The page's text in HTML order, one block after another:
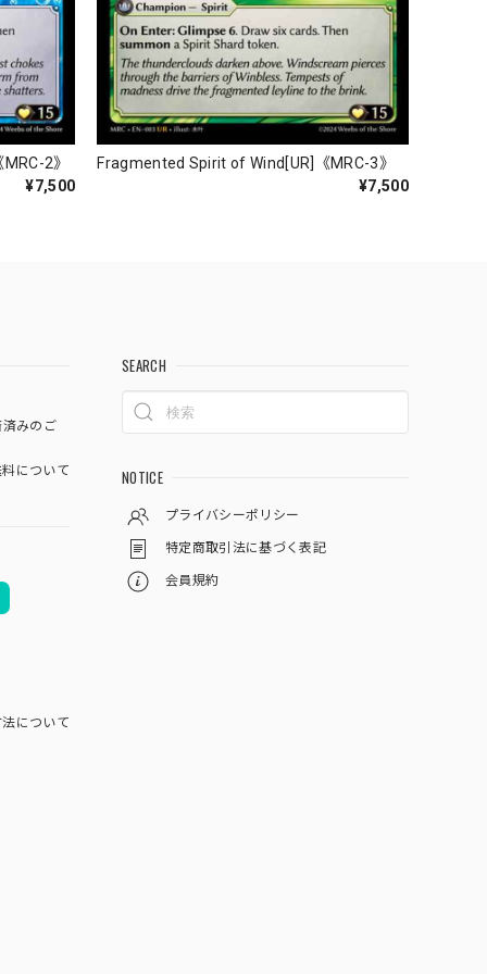
2》
¥7,500
Fragmented Spirit of Wind[UR]《MRC-3》
¥7,500
みのご
について
について
SEARCH
NOTICE
プライバシーポリシー
特定商取引法に基づく表記
会員規約